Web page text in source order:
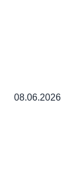
08.06.2026